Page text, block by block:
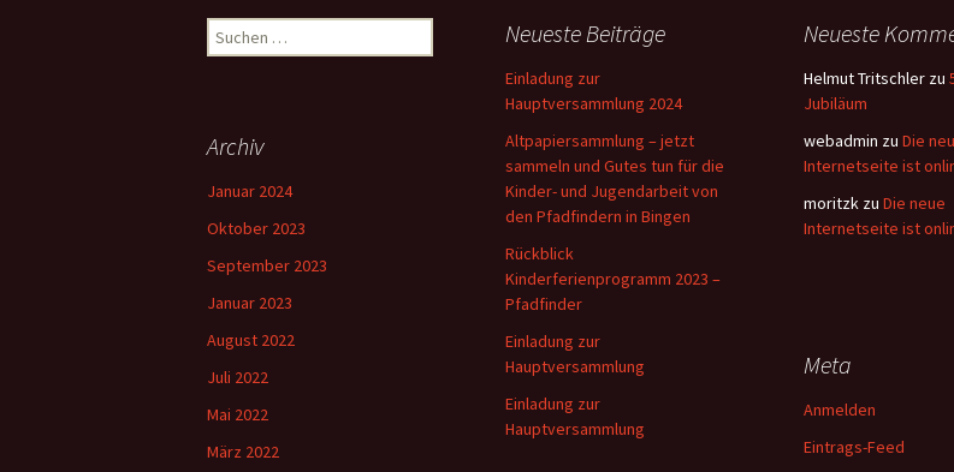
Suchen
nach:
Neueste Beiträge
Einladung zur
Hauptversammlung 2024
Altpapiersammlung – jetzt
sammeln und Gutes tun für die
Kinder- und Jugendarbeit von
den Pfadfindern in Bingen
Rückblick
Kinderferienprogramm 2023 –
Pfadfinder
Einladung zur
Hauptversammlung
Einladung zur
Hauptversammlung
Neueste
Helmut Tritschler zu
Jubiläum
webadmin zu Die
Internetseite ist
moritzk zu Die neue
Internetseite ist
Archiv
Januar 2024
Oktober 2023
September 2023
Januar 2023
August 2022
Juli 2022
Mai 2022
März 2022
Meta
Anmelden
Eintrags-Feed